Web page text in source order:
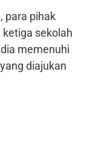
para pihak
sekolah
memenuhi
diajukan